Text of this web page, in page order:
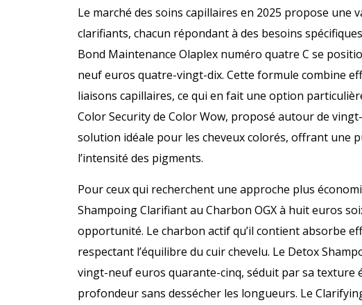
Le marché des soins capillaires en 2025 propose
clarifiants, chacun répondant à des besoins
Bond Maintenance Olaplex numéro quatre C se
neuf euros quatre-vingt-dix. Cette formule combine
liaisons capillaires, ce qui en fait une option
Color Security de Color Wow, proposé autour de
solution idéale pour les cheveux colorés, offrant une
l’intensité des pigments.
Pour ceux qui recherchent une approche plus
Shampoing Clarifiant au Charbon OGX à huit euros
opportunité. Le charbon actif qu’il contient absorbe
respectant l’équilibre du cuir chevelu. Le Detox
vingt-neuf euros quarante-cinq, séduit par sa texture
profondeur sans dessécher les longueurs. Le